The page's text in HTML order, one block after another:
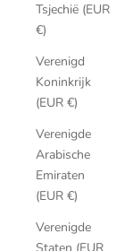
Tsjechië (EUR
€)
Verenigd
Koninkrijk
(EUR €)
Verenigde
Arabische
Emiraten
(EUR €)
Verenigde